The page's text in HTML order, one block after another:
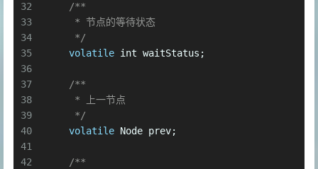
32
33
34
35
36
37
38
39
40
41
42
/**
     * 节点的等待状态
     */
volatile int waitStatus;
/**
     * 上一节点
     */
volatile Node prev;
/**